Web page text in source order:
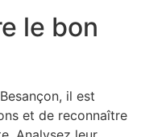
le bon
il est
et de reconnaître